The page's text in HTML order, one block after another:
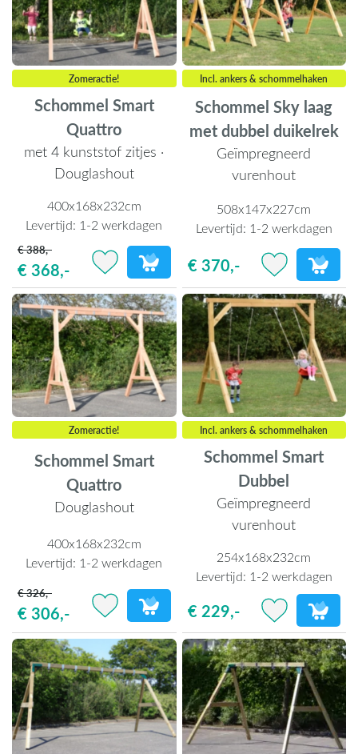
Zomeractie!
Schommel Smart
Quattro
met 4 kunststof zitjes ·
Douglashout
400x168x232cm
Levertijd: 1-2 werkdagen
€ 388,-
€ 368,-
Incl. ankers & schommelhaken
Schommel Sky laag
met dubbel duikelrek
Geïmpregneerd
vurenhout
508x147x227cm
Levertijd: 1-2 werkdagen
€ 370,-
Zomeractie!
Schommel Smart
Quattro
Douglashout
400x168x232cm
Levertijd: 1-2 werkdagen
€ 326,-
€ 306,-
Incl. ankers & schommelhaken
Schommel Smart
Dubbel
Geïmpregneerd
vurenhout
254x168x232cm
Levertijd: 1-2 werkdagen
€ 229,-